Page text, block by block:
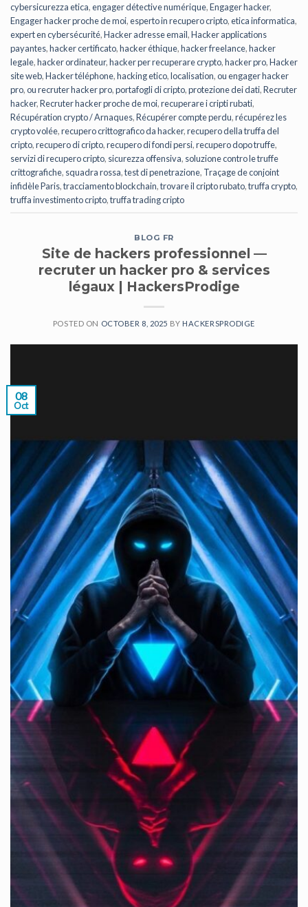
cybersicurezza etica,engager détective numérique,Engager hacker,
Engager hacker proche de moi,esperto in recupero cripto,etica informatica,
expert en cybersécurité,Hacker adresse email,Hacker applications
payantes,hacker certificato,hacker éthique,hacker freelance,hacker
legale,hacker ordinateur,hacker per recuperare crypto,hacker pro,Hacker
site web,Hacker téléphone,hacking etico,localisation,ou engager hacker
pro,ou recruter hacker pro,portafogli di cripto,protezione dei dati,Recruter
hacker,Recruter hacker proche de moi,recuperare i cripti rubati,
Récupération crypto / Arnaques,Récupérer compte perdu,récupérez les
crypto volée,recupero crittografico da hacker,recupero della truffa del
cripto,recupero di cripto,recupero di fondi persi,recupero dopo truffe,
servizi di recupero cripto, sicurezza offensiva, soluzione contro le truffe
crittografiche, squadra rossa,test di penetrazione, Traçage de conjoint
infidèle Paris,tracciamento blockchain,trovare il cripto rubato,truffa crypto,
truffa investimento cripto,truffa trading cripto
BLOG FR
Site de hackers professionnel —
recruter un hacker pro & services
légaux | HackersProdige
POSTED ON OCTOBER 8, 2025 BY HACKERSPRODIGE
08
Oct